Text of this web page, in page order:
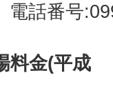
電話番号
料金(平成